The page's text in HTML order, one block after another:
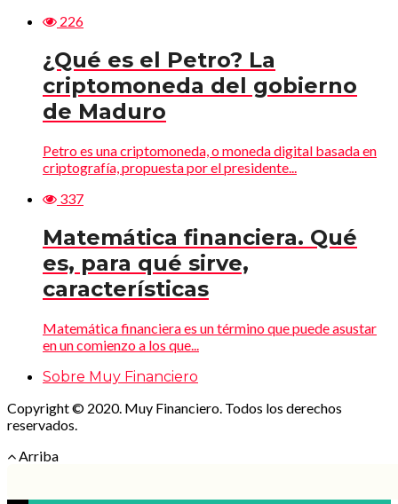
226
¿Qué es el Petro? La
criptomoneda del gobierno
de Maduro
Petro es una criptomoneda, o moneda digital basada en
criptografía, propuesta por el presidente...
337
Matemática financiera. Qué
es, para qué sirve,
características
Matemática financiera es un término que puede asustar
en un comienzo a los que...
Sobre Muy Financiero
Copyright © 2020. Muy Financiero. Todos los derechos
reservados.
Arriba